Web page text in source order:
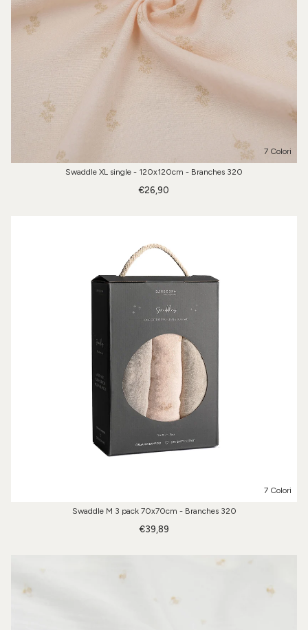
7 Colori
Swaddle XL single - 120x120cm - Branches 320
€26,90
7 Colori
Swaddle M 3 pack 70x70cm - Branches 320
€39,89